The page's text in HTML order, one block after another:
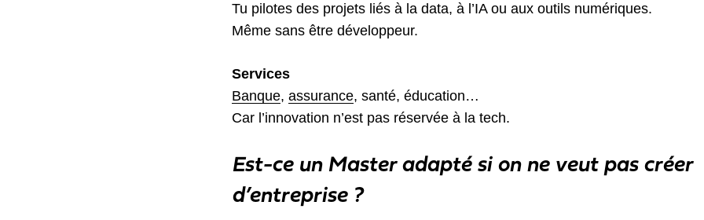
Tu pilotes des projets liés à la data, à l’IA ou aux outils numériques.
Même sans être développeur.
Services
Banque,assurance, santé, éducation…
Car l’innovation n’est pas réservée à la tech.
Est-ce un Master adapté si on ne veut pas créer
d’entreprise ?